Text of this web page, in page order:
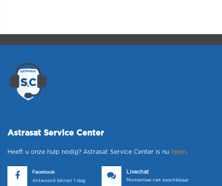
Astrasat Service Center
Heeft u onze hulp nodig? Astrasat Service Center is nu open.
Facebook
Antwoord binnen 1 dag
Livechat
Momenteel niet beschikbaar